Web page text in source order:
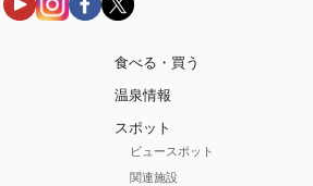
食べる・買う
温泉情報
スポット
ビュースポット
関連施設